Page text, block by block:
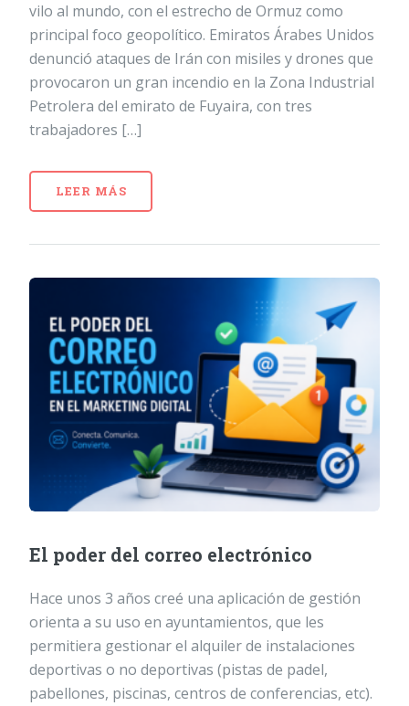
vilo al mundo, con el estrecho de Ormuz como
principal foco geopolítico. Emiratos Árabes Unidos
denunció ataques de Irán con misiles y drones que
provocaron un gran incendio en la Zona Industrial
Petrolera del emirato de Fuyaira, con tres
trabajadores […]
LEER MÁS
El poder del correo electrónico
Hace unos 3 años creé una aplicación de gestión
orienta a su uso en ayuntamientos, que les
permitiera gestionar el alquiler de instalaciones
deportivas o no deportivas (pistas de padel,
pabellones, piscinas, centros de conferencias, etc).